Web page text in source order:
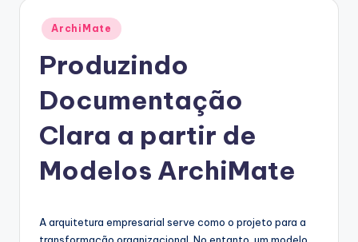
Posted
in
ArchiMate
Produzindo
Documentação
Clara a partir de
Modelos ArchiMate
A arquitetura empresarial serve como o projeto para a
transformação organizacional. No entanto, um modelo